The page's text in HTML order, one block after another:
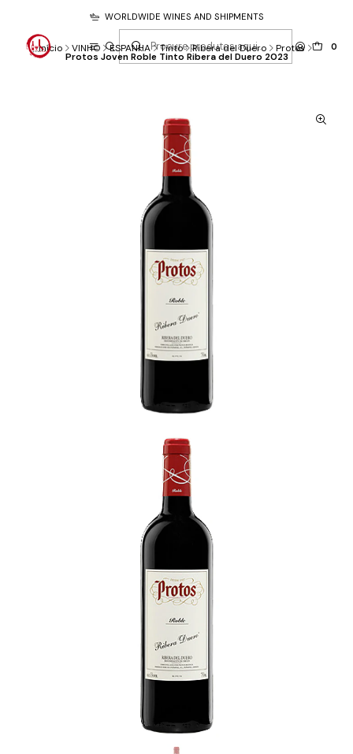
0
WORLDWIDE WINES AND SHIPMENTS
Início VINHO ESPANHA Tinto Ribera del Duero Protos
Protos Joven Roble Tinto Ribera del Duero 2023